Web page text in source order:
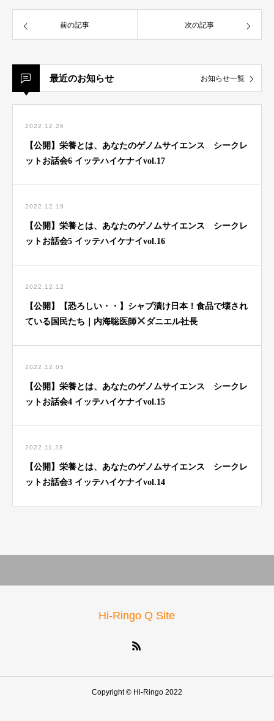
前の記事 次の記事
最近のお知らせ お知らせ一覧
2022.12.26
【公開】栄養とは、あなたのゲノムサイエンス シークレ
ットお話会6 イッテハイケナイvol.17
2022.12.19
【公開】栄養とは、あなたのゲノムサイエンス シークレ
ットお話会5 イッテハイケナイvol.16
2022.12.12
【公開】【恐ろしい・・】シャブ漬け日本！食品で壊され
ている国民たち｜内海聡医師
ダニエル社長
2022.12.05
【公開】栄養とは、あなたのゲノムサイエンス シークレ
ットお話会4 イッテハイケナイvol.15
2022.11.28
【公開】栄養とは、あなたのゲノムサイエンス シークレ
ットお話会3 イッテハイケナイvol.14
Hi-Ringo Q Site
Copyright © Hi-Ringo 2022